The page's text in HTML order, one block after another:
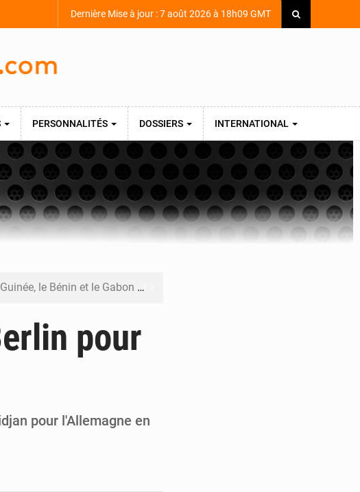
Dernière Mise à jour : 7 août 2026 à 18h09 GMT
PERSONNALITÉS DOSSIERS INTERNATIONAL
une dimension internationale au défilé de Yopougon
électorale et gracie 2 064 détenus
pour
pour l'Allemagne en